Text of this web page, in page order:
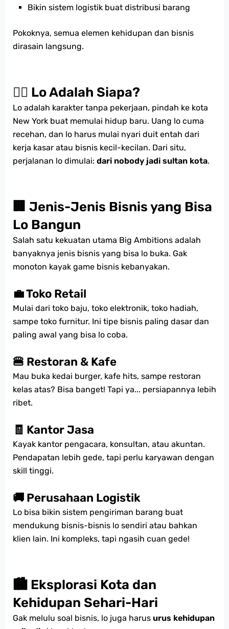
Bikin sistem logistik buat distribusi barang
Pokoknya, semua elemen kehidupan dan bisnis
dirasain langsung.
🧍‍♂️ Lo Adalah Siapa?
Lo adalah karakter tanpa pekerjaan, pindah ke kota
New York buat memulai hidup baru. Uang lo cuma
recehan, dan lo harus mulai nyari duit entah dari
kerja kasar atau bisnis kecil-kecilan. Dari situ,
perjalanan lo dimulai: dari nobody jadi sultan kota.
🏢 Jenis-Jenis Bisnis yang Bisa
Lo Bangun
Salah satu kekuatan utama Big Ambitions adalah
banyaknya jenis bisnis yang bisa lo buka. Gak
monoton kayak game bisnis kebanyakan.
💼 Toko Retail
Mulai dari toko baju, toko elektronik, toko hadiah,
sampe toko furnitur. Ini tipe bisnis paling dasar dan
paling awal yang bisa lo coba.
🍔 Restoran & Kafe
Mau buka kedai burger, kafe hits, sampe restoran
kelas atas? Bisa banget! Tapi ya... persiapannya lebih
ribet.
🧾 Kantor Jasa
Kayak kantor pengacara, konsultan, atau akuntan.
Pendapatan lebih gede, tapi perlu karyawan dengan
skill tinggi.
🚚 Perusahaan Logistik
Lo bisa bikin sistem pengiriman barang buat
mendukung bisnis-bisnis lo sendiri atau bahkan
klien lain. Ini kompleks, tapi ngasih cuan gede!
🏙️ Eksplorasi Kota dan
Kehidupan Sehari-Hari
Gak melulu soal bisnis, lo juga harus urus kehidupan